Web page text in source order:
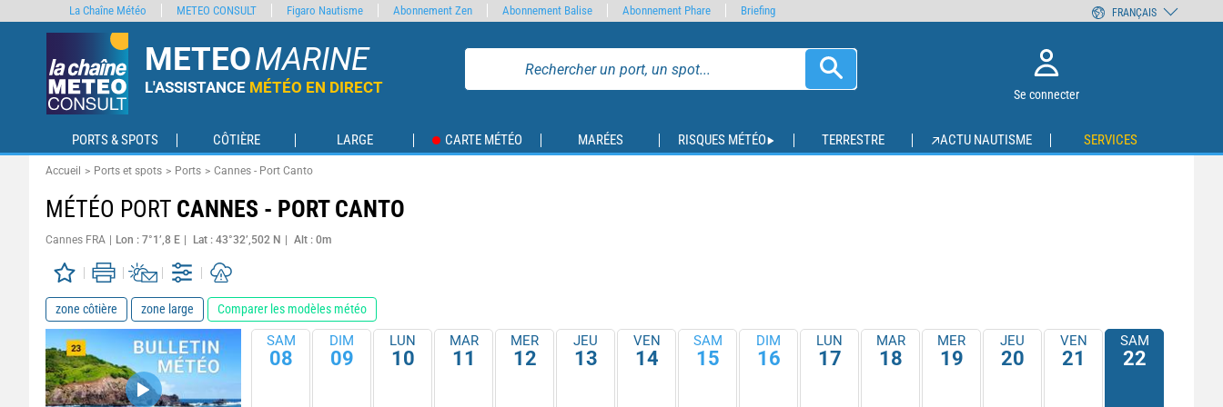
METEOMARINE
L'ASSISTANCE MÉTÉO EN DIRECT Se connecter
PORTS & SPOTS CÔTIÈRE LARGE CARTE MÉTÉO MARÉES RISQUES MÉTÉO TERRESTRE ACTU NAUTISME SERVICES
Accueil Ports et spots Ports Cannes - Port Canto
MÉTÉO PORT CANNES - PORT CANTO
Cannes FRA Lon : 7°1’,8 E Lat : 43°32’,502 N Alt : 0m
zone côtière zone large Comparer les modèles météo
SAM
08
DIM
09
LUN
10
MAR
11
MER
12
JEU
13
VEN
14
SAM
15
DIM
16
LUN
17
MAR
18
MER
19
JEU
20
VEN
21
SAM
22
La Chaîne Météo METEO CONSULT Figaro Nautisme Abonnement Zen Abonnement Balise Abonnement Phare Briefing FRANÇAIS